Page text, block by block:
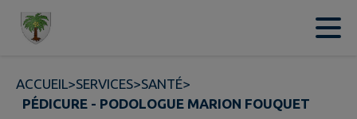
Contenu
ACCUEIL>SERVICES>SANTÉ>
PÉDICURE - PODOLOGUE MARION FOUQUET